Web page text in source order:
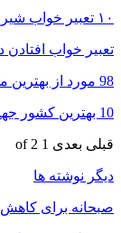
۱۰ تعبیر خواب شیر دادن به بچه ، کودک و نوزاد از نظر معبران…
تعبیر خواب افتادن دندان: ۱۱ نشانه دیدن دندان
98 مورد از بهترین مشاغل خانگی پردرآمد برای زنان
10 بهترین کشور جهان برای زنان در 2022
قبلی بعدی 1 of 2
دیگر نوشته ها
صبحانه برای کاهش وزن: ۱۸ صبحانه‌ سالم و